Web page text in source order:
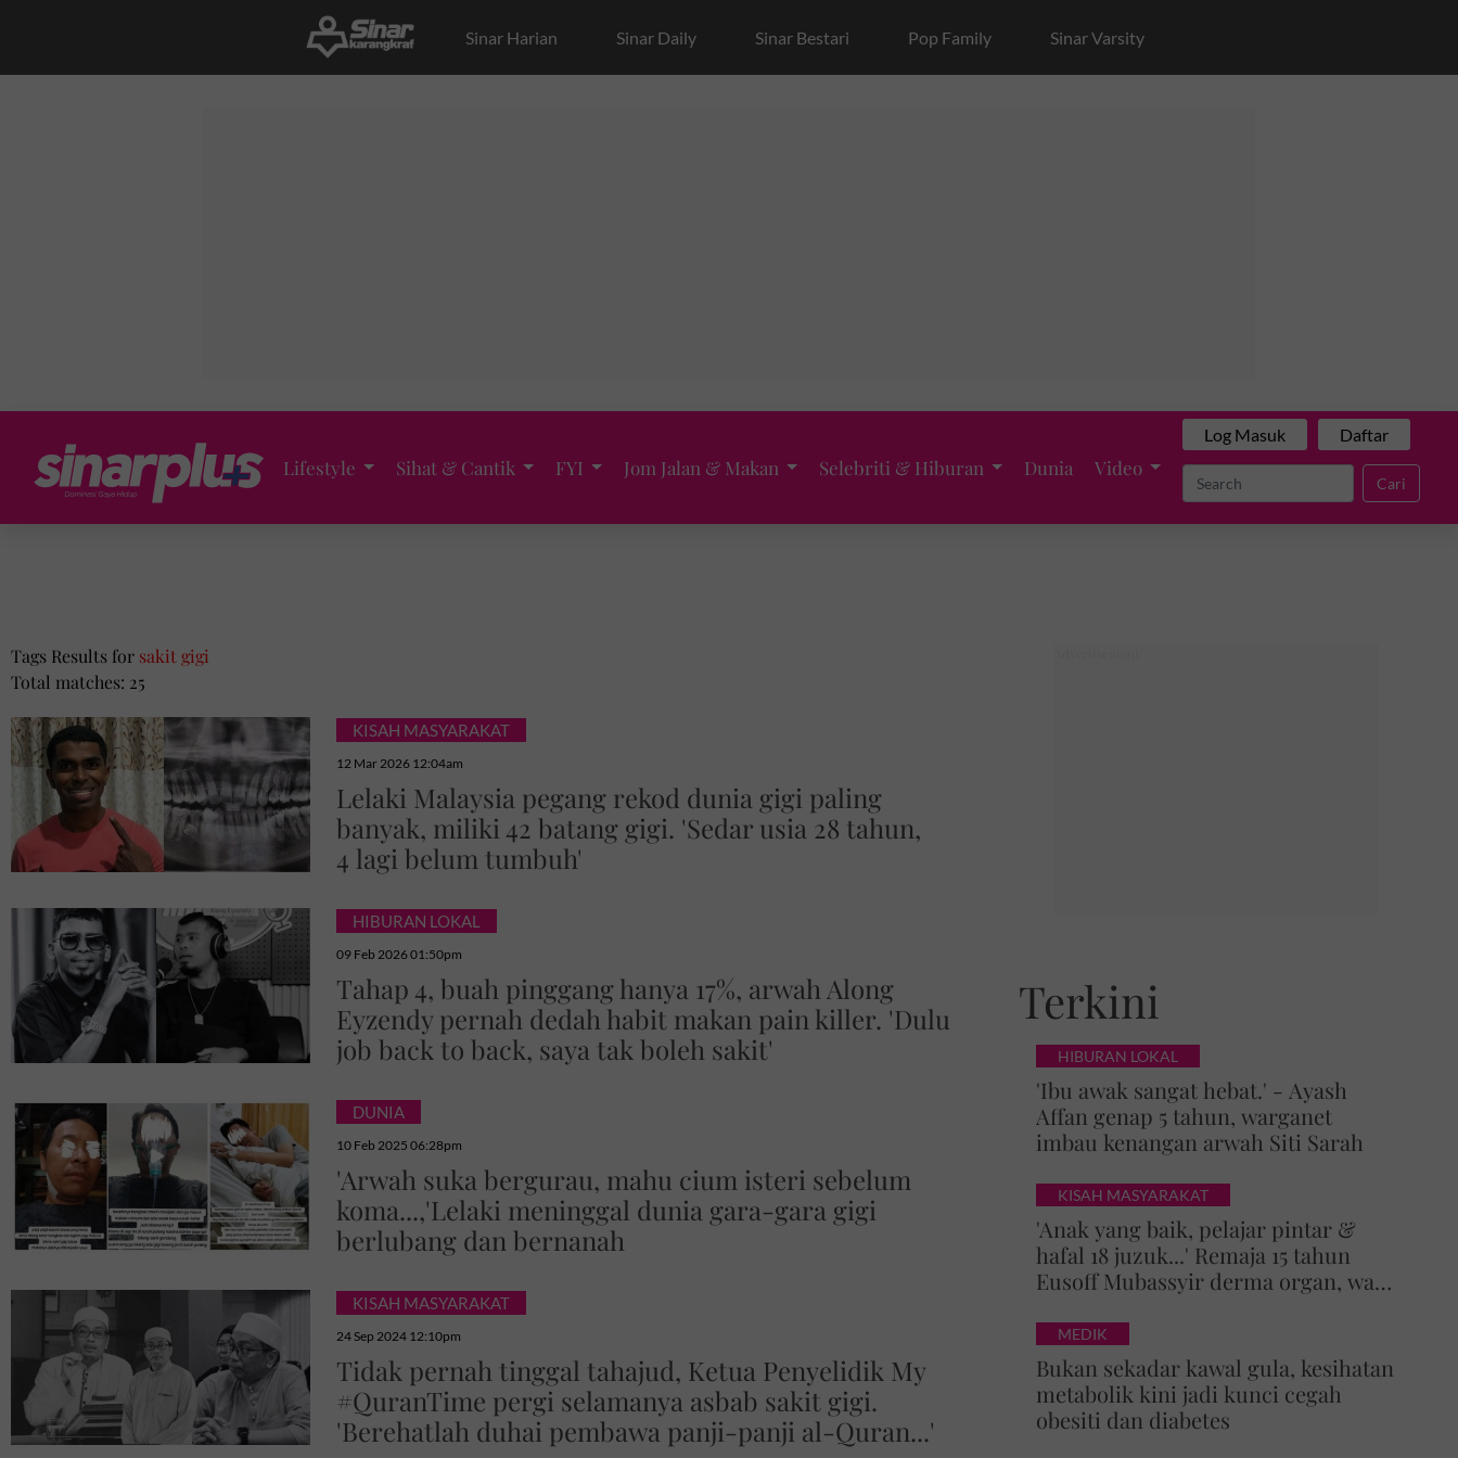
Sinar Harian Sinar Daily Sinar Bestari Pop Family Sinar Varsity
Lifestyle Sihat & Cantik FYI Jom Jalan & Makan Selebriti & Hiburan Dunia Video
Log Masuk Daftar
Cari
Tags Results for sakit gigi
Total matches: 25
KISAH MASYARAKAT
12 Mar 2026 12:04am
Lelaki Malaysia pegang rekod dunia gigi paling
banyak, miliki 42 batang gigi. 'Sedar usia 28 tahun,
4 lagi belum tumbuh'
HIBURAN LOKAL
09 Feb 2026 01:50pm
Tahap 4, buah pinggang hanya 17%, arwah Along
Eyzendy pernah dedah habit makan pain killer. 'Dulu
job back to back, saya tak boleh sakit'
DUNIA
10 Feb 2025 06:28pm
'Arwah suka bergurau, mahu cium isteri sebelum
koma...,'Lelaki meninggal dunia gara-gara gigi
berlubang dan bernanah
KISAH MASYARAKAT
24 Sep 2024 12:10pm
Tidak pernah tinggal tahajud, Ketua Penyelidik My
#QuranTime pergi selamanya asbab sakit gigi.
'Berehatlah duhai pembawa panji-panji al-Quran...'
Terkini
HIBURAN LOKAL
'Ibu awak sangat hebat.' - Ayash
Affan genap 5 tahun, warganet
imbau kenangan arwah Siti Sarah
KISAH MASYARAKAT
'Anak yang baik, pelajar pintar &
hafal 18 juzuk...' Remaja 15 tahun
Eusoff Mubassyir derma organ, walk
MEDIK
Bukan sekadar kawal gula, kesihatan
metabolik kini jadi kunci cegah
obesiti dan diabetes